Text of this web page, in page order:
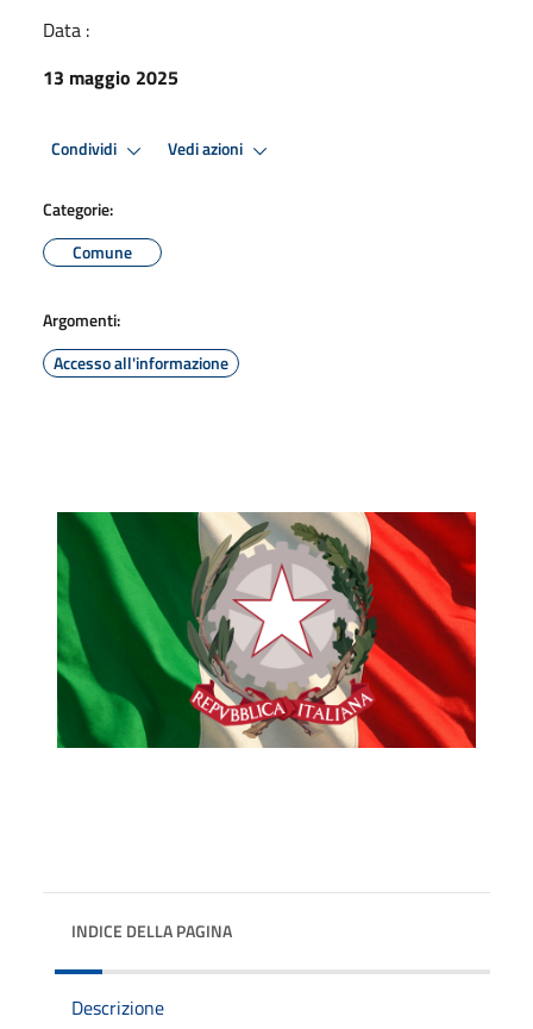
Data :
13 maggio 2025
Condividi Vedi azioni
Categorie:
Comune
Argomenti:
Accesso all'informazione
INDICE DELLA PAGINA
Descrizione